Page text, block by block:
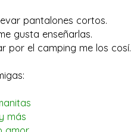
pantalones cortos.
gusta enseñarlas.
por el camping me los cosí.
más